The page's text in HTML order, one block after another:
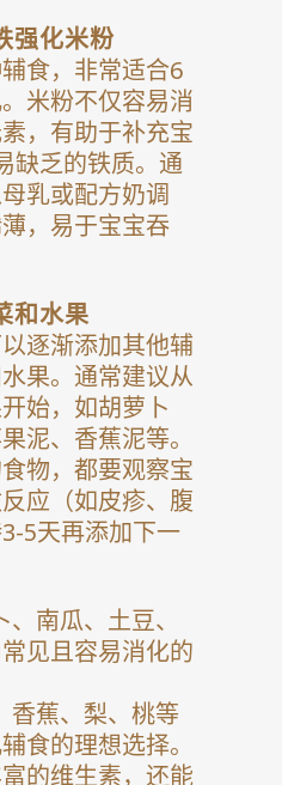
强化米粉
食，非常适合6
米粉不仅容易消
，有助于补充宝
缺乏的铁质。通
乳或配方奶调
，易于宝宝吞
和水果
逐渐添加其他辅
果。通常建议从
始，如胡萝卜
泥、香蕉泥等。
物，都要观察宝
应（如皮疹、腹
5天再添加下一
南瓜、土豆、
见且容易消化的
香蕉、梨、桃等
食的理想选择。
的维生素，还能